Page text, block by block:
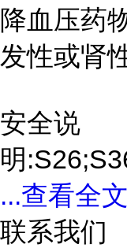
降血压药
发性或肾
安全说
明
...查看全
联系我们